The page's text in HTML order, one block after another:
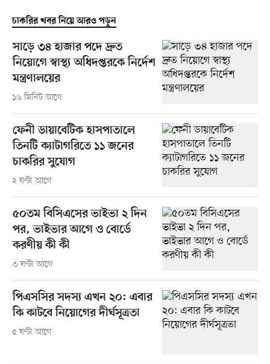
চাকরির খবর নিয়ে আরও পড়ুন
সাড়ে ৩৪ হাজার পদে দ্রুত
নিয়োগে স্বাস্থ্য অধিদপ্তরকে নির্দেশ
মন্ত্রণালয়ের
১৬ মিনিট আগে
ফেনী ডায়াবেটিক হাসপাতালে
তিনটি ক্যাটাগরিতে ১১ জনের
চাকরির সুযোগ
২ ঘণ্টা আগে
৫০তম বিসিএসের ভাইভা ২ দিন
পর, ভাইভার আগে ও বোর্ডে
করণীয় কী কী
৩ ঘণ্টা আগে
পিএসসির সদস্য এখন ২০: এবার
কি কাটবে নিয়োগের দীর্ঘসূত্রতা
৫ ঘণ্টা আগে